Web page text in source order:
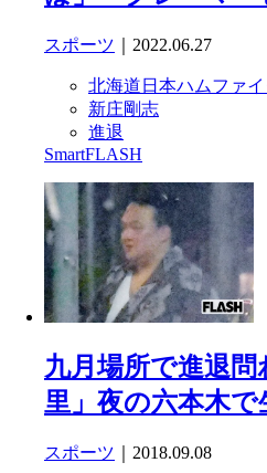
スポーツ ｜2022.06.27
北海道日本ハムファ
新庄剛志
進退
SmartFLASH
九月場所で進退
里」夜の六本木で
スポーツ ｜2018.09.08